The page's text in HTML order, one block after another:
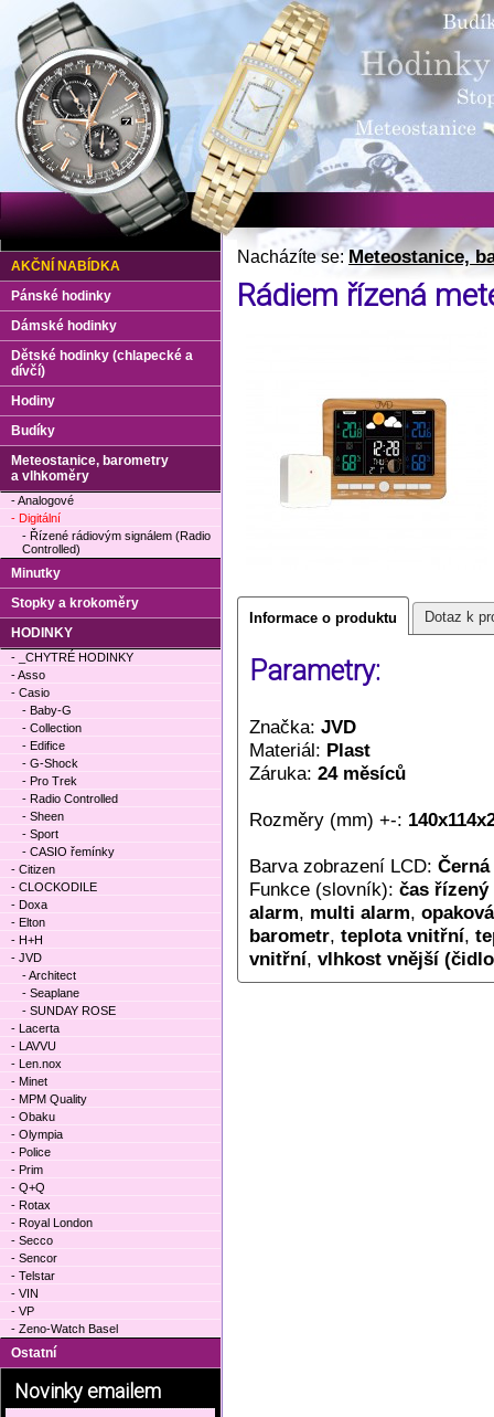
Nacházíte se:Meteostanice,
Rádiem řízená
Informace o produktu Dotaz k
Parametry:
Značka: JVD
Materiál: Plast
Záruka: 24 měsíců
Rozměry (mm) +-:
Barva zobrazení LCD:
Funkce (slovník): čas řízený
alarm, multi alarm,
barometr, teplota vnitřní,
vnitřní, vlhkost vnější
AKČNÍ NABÍDKA
Pánské hodinky
Dámské hodinky
Dětské hodinky (chlapecké a
dívčí)
Hodiny
Budíky
Meteostanice, barometry
a vlhkoměry
- Analogové
- Digitální
- Řízené rádiovým signálem (Radio
Controlled)
Minutky
Stopky a krokoměry
HODINKY
- _CHYTRÉ HODINKY
- Asso
- Casio
- Baby-G
- Collection
- Edifice
- G-Shock
- Pro Trek
- Radio Controlled
- Sheen
- Sport
- CASIO řemínky
- Citizen
- CLOCKODILE
- Doxa
- Elton
- H+H
- JVD
- Architect
- Seaplane
- SUNDAY ROSE
- Lacerta
- LAVVU
- Len.nox
- Minet
- MPM Quality
- Obaku
- Olympia
- Police
- Prim
- Q+Q
- Rotax
- Royal London
- Secco
- Sencor
- Telstar
- VIN
- VP
- Zeno-Watch Basel
Ostatní
Novinky emailem